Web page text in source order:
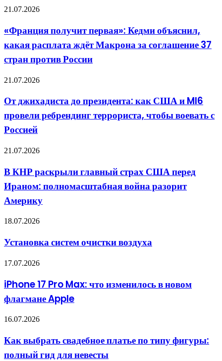
серьёзные
«Франция
первая»:
Кедми
объяснил,
расплата
Макрона
соглашение
37
стран
против
России
21.07.2026
«Франция получит первая»: Кедми объяснил,
какая расплата ждёт Макрона за соглашение 37
стран против России
От
до
президента:
как
и
провели
террориста,
чтобы
воевать
с
Россией
21.07.2026
От джихадиста до президента: как США и MI6
провели ребрендинг террориста, чтобы воевать с
Россией
В
раскрыли
главный
страх
перед
полномасштабная
разорит
Америку
21.07.2026
В КНР раскрыли главный страх США перед
Ираном: полномасштабная война разорит
Америку
Установка
очистки
воздуха
18.07.2026
Установка систем очистки воздуха
iPhone
Pro
Max:
что
в
Apple
17.07.2026
iPhone 17 Pro Max: что изменилось в новом
флагмане Apple
Как
свадебное
платье
по
16.07.2026
Как выбрать свадебное платье по типу фигуры:
полный гид для невесты